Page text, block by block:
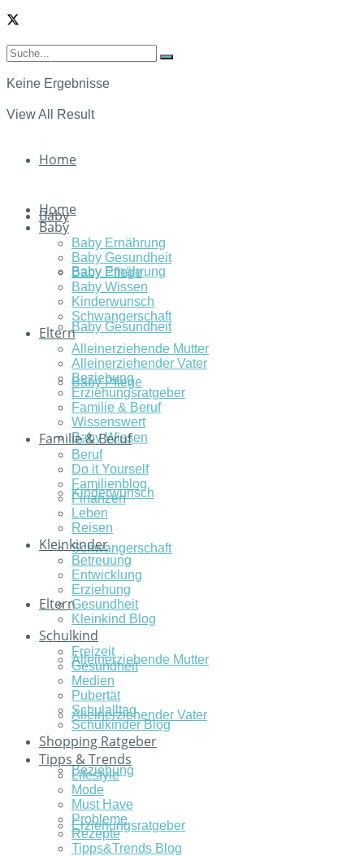
Keine Ergebnisse
View All Result
Home
Baby
Baby Ernährung
Baby Gesundheit
Baby Pflege
Baby Wissen
Kinderwunsch
Schwangerschaft
Eltern
Alleinerziehende Mutter
Alleinerziehender Vater
Beziehung
Erziehungsratgeber
Home
Baby
Baby Ernährung
Baby Gesundheit
Baby Pflege
Baby Wissen
Kinderwunsch
Schwangerschaft
Eltern
Alleinerziehende Mutter
Alleinerziehender Vater
Beziehung
Erziehungsratgeber
Familie & Beruf
Wissenswert
Familie & Beruf
Beruf
Do it Yourself
Familienblog
Finanzen
Leben
Reisen
Kleinkinder
Betreuung
Entwicklung
Erziehung
Gesundheit
Kleinkind Blog
Schulkind
Freizeit
Gesundheit
Medien
Pubertät
Schulalltag
Schulkinder Blog
Shopping Ratgeber
Tipps & Trends
Lifestyle
Mode
Must Have
Probleme
Rezepte
Tipps&Trends Blog